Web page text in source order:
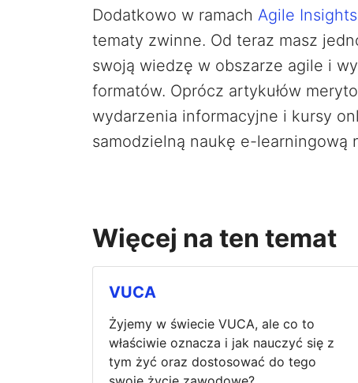
Dodatkowo w ramach Agile Insights
tematy zwinne. Od teraz masz
swoją wiedzę w obszarze agile i
formatów. Oprócz artykułów
wydarzenia informacyjne i kursy
samodzielną naukę e-learningową
Więcej na ten temat
VUCA
Żyjemy w świecie VUCA, ale co to
właściwie oznacza i jak nauczyć się z
tym żyć oraz dostosować do tego